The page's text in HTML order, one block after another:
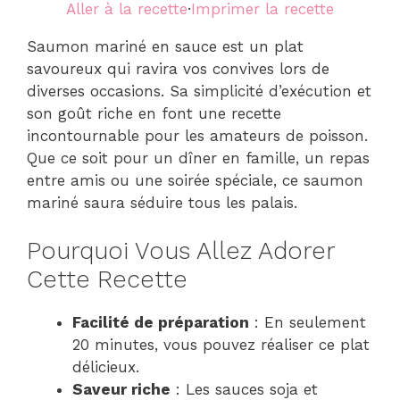
Aller à la recette·Imprimer la recette
Saumon mariné en sauce est un plat
savoureux qui ravira vos convives lors de
diverses occasions. Sa simplicité d’exécution et
son goût riche en font une recette
incontournable pour les amateurs de poisson.
Que ce soit pour un dîner en famille, un repas
entre amis ou une soirée spéciale, ce saumon
mariné saura séduire tous les palais.
Pourquoi Vous Allez Adorer
Cette Recette
Facilité de préparation : En seulement
20 minutes, vous pouvez réaliser ce plat
délicieux.
Saveur riche : Les sauces soja et